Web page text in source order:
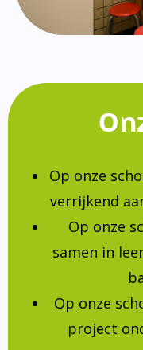
Op onze
verrijkend
Op onze
samen in
Op onze
project